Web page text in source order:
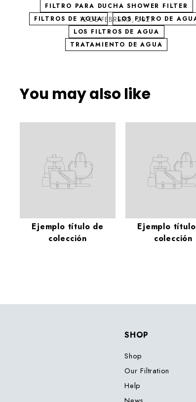
FILTRO PARA DUCHA SHOWER FILTER
FILTROS DE AGUA
LOS FILTRO DE
LOS FILTROS DE AGUA
TRATAMIENTO DE AGUA
¿Cómo elegir los filtros de agua?
12 DE FEBRERO, 2021
You may also like
Ejemplo título de
colección
Ejemplo
colección
SHOP
Shop
Our Filtration
Help